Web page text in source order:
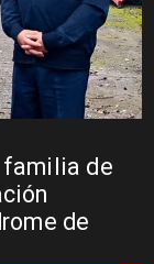
familia de
de